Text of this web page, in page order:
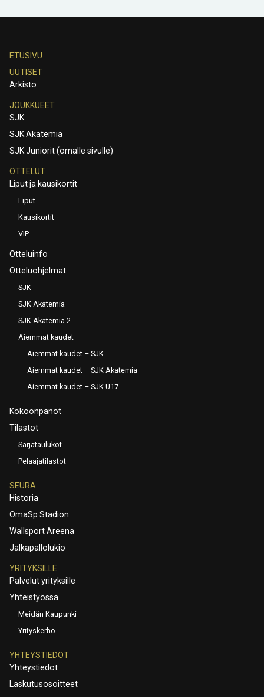
ETUSIVU
UUTISET
Arkisto
JOUKKUEET
SJK
SJK Akatemia
SJK Juniorit (omalle sivulle)
OTTELUT
Liput ja kausikortit
Liput
Kausikortit
VIP
Otteluinfo
Otteluohjelmat
SJK
SJK Akatemia
SJK Akatemia 2
Aiemmat kaudet
Aiemmat kaudet – SJK
Aiemmat kaudet – SJK Akatemia
Aiemmat kaudet – SJK U17
Kokoonpanot
Tilastot
Sarjataulukot
Pelaajatilastot
SEURA
Historia
OmaSp Stadion
Wallsport Areena
Jalkapallolukio
YRITYKSILLE
Palvelut yrityksille
Yhteistyössä
Meidän Kaupunki
Yrityskerho
YHTEYSTIEDOT
Yhteystiedot
Laskutusosoitteet